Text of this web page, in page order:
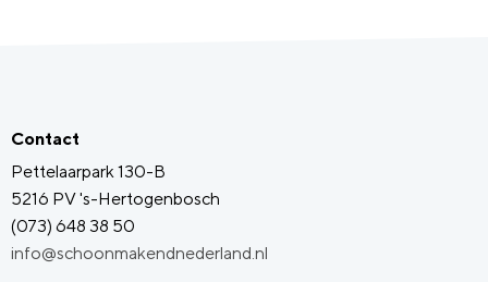
Contact
Pettelaarpark 130-B
5216 PV 's-Hertogenbosch
(073) 648 38 50
info@schoonmakendnederland.nl